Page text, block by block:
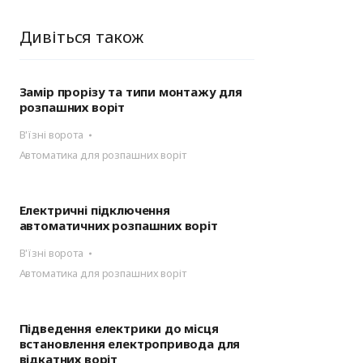
Дивіться також
Замір прорізу та типи монтажу для
розпашних воріт
В'їзні ворота
Автоматика для розпашних воріт
Електричні підключення
автоматичних розпашних воріт
В'їзні ворота
Автоматика для розпашних воріт
Підведення електрики до місця
встановлення електропривода для
відкатних воріт